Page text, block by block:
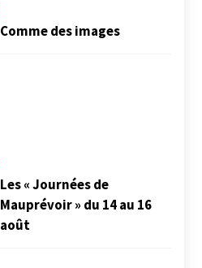
Comme des images
Les « Journées de
Mauprévoir » du 14 au 16
août